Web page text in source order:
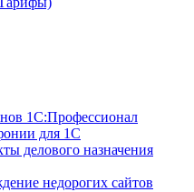
1С:Профессионал
для 1С
делового назначения
недорогих сайтов